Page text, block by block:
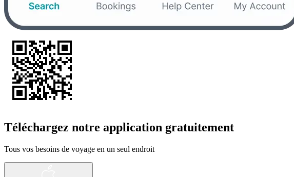
Téléchargez notre application gratuitement
Tous vos besoins de voyage en un seul endroit